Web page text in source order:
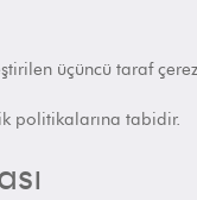
üçüncü taraf
politikalarına tabidir.